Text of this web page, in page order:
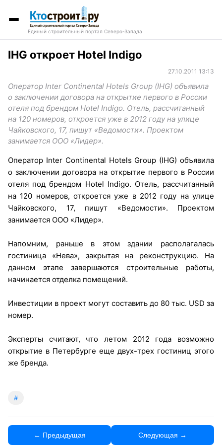
Единый строительный портал Северо-Запада
IHG откроет Hotel Indigo
27.10.2011 13:13
Оператор Inter Continental Hotels Group (IHG) объявила
о заключении договора на открытие первого в России
отеля под брендом Hotel Indigo. Отель, рассчитанный
на 120 номеров, откроется уже в 2012 году на улице
Чайковского, 17, пишут «Ведомости». Проектом
занимается ООО «Лидер».
Оператор Inter Continental Hotels Group (IHG) объявила
о заключении договора на открытие первого в России
отеля под брендом Hotel Indigo. Отель, рассчитанный
на 120 номеров, откроется уже в 2012 году на улице
Чайковского, 17, пишут «Ведомости». Проектом
занимается ООО «Лидер».
Напомним, раньше в этом здании располагалась
гостиница «Нева», закрытая на реконструкцию. На
данном этапе завершаются строительные работы,
начинается отделка помещений.
Инвестиции в проект могут составить до 80 тыс. USD за
номер.
Эксперты считают, что летом 2012 года возможно
открытие в Петербурге еще двух-трех гостиниц этого
же бренда.
#
← Предыдущая Следующая →